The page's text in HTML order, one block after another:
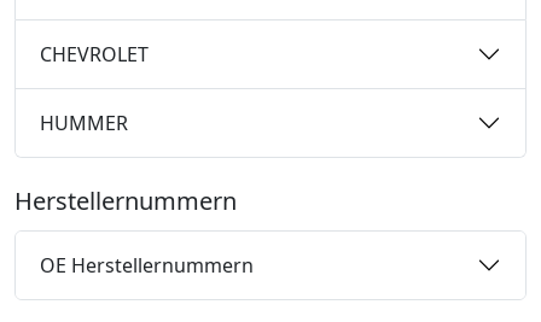
CHEVROLET
HUMMER
Herstellernummern
OE Herstellernummern